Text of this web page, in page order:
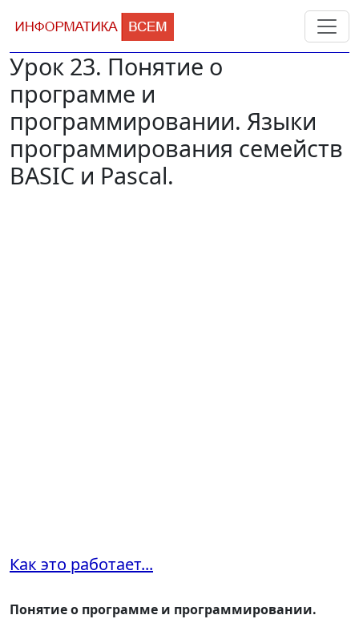
Урок 23. Понятие о
программе и
программировании. Языки
программирования семейств
BASIC и Pascal.
Как это работает...
Понятие о программе и программировании.